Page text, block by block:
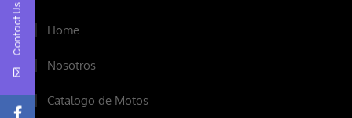
Home
Nosotros
Catalogo de Motos
Contact Us